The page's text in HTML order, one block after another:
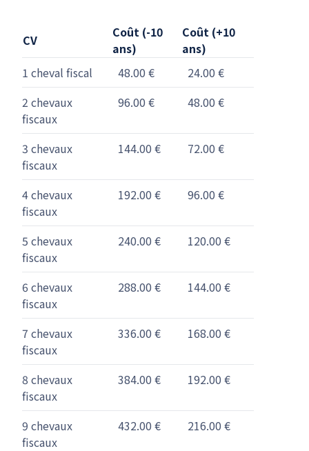
CV
Coût (-10
ans)
Coût (+10
ans)
1 cheval fiscal
48.00 €
24.00 €
2 chevaux
fiscaux
96.00 € 48.00 €
3 chevaux
fiscaux
144.00 € 72.00 €
4 chevaux
fiscaux
192.00 € 96.00 €
5 chevaux
fiscaux
240.00 € 120.00 €
6 chevaux
fiscaux
288.00 € 144.00 €
7 chevaux
fiscaux
336.00 € 168.00 €
8 chevaux
fiscaux
384.00 € 192.00 €
9 chevaux
fiscaux
432.00 € 216.00 €